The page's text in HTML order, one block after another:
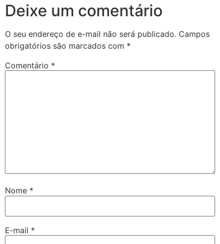
Deixe um comentário
O seu endereço de e-mail não será publicado. Campos
obrigatórios são marcados com *
Comentário *
Nome *
E-mail *